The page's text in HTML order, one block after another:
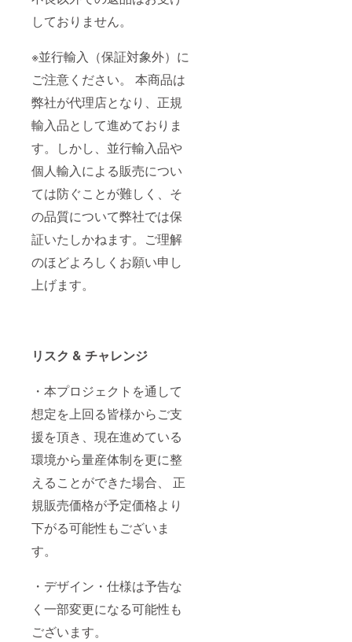
しておりません。
※並行輸入（保証対象外）に
ご注意ください。 本商品は
弊社が代理店となり、正規
輸入品として進めておりま
す。しかし、並行輸入品や
個人輸入による販売につい
ては防ぐことが難しく、そ
の品質について弊社では保
証いたしかねます。ご理解
のほどよろしくお願い申し
上げます。
リスク & チャレンジ
・本プロジェクトを通して
想定を上回る皆様からご支
援を頂き、現在進めている
環境から量産体制を更に整
えることができた場合、 正
規販売価格が予定価格より
下がる可能性もございま
す。
・デザイン・仕様は予告な
く一部変更になる可能性も
ございます。